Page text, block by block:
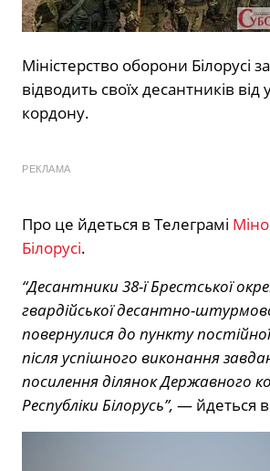
Міністерство оборони Білорусі
відводить своїх десантників від
кордону.
РЕКЛАМА
Про це йдеться в Телеграмі
Білорусі.
“Десантники 38-ї Брестської
гвардійської десантно-
повернулися до пункту постійної
після успішного виконання
посилення ділянок Державного
Республіки Білорусь”, — йдеться